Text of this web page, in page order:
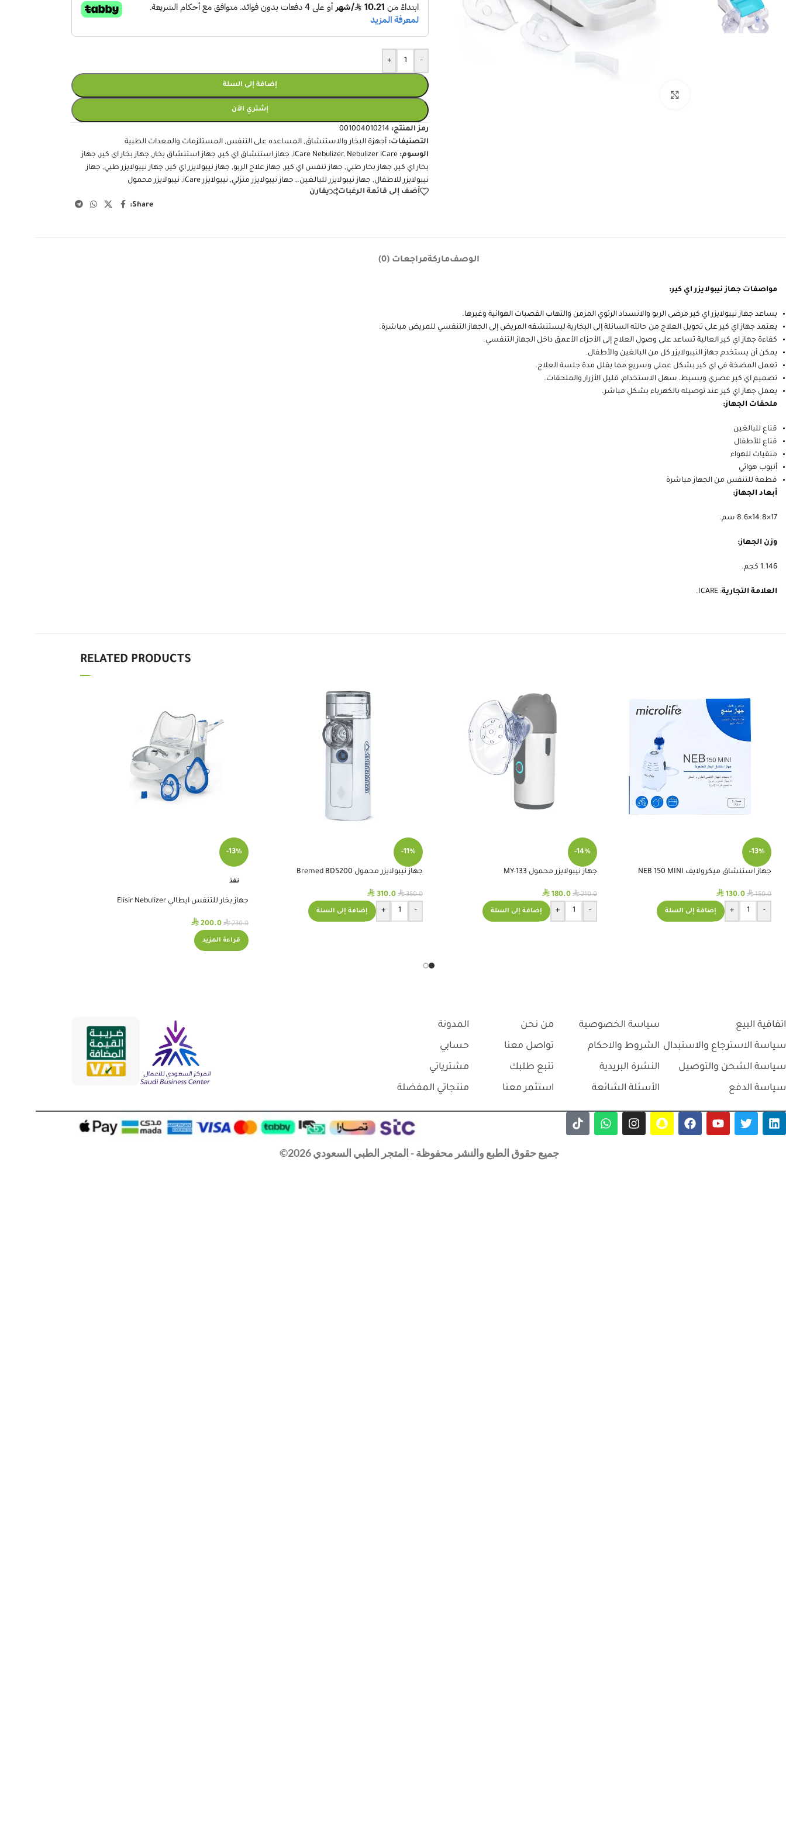
-
+
إضافة إلى السلة
إشتري الآن
رمز المنتج: 001004010214
التصنيفات: أجهزة البخار والاستنشاق, المساعده على التنفس, المستلزمات والمعدات الطبية
الوسوم:
iCare Nebulizer, Nebulizer iCare
, جهاز استنشاق اي كير, جهاز استنشاق بخار, جهاز بخار اى كير, جهاز
بخار اي كير, جهاز بخار طبي, جهاز تنفس اي كير, جهاز علاج الربو, جهاز نيبولايزر اي كير, جهاز نيبولايزر طبي, جهاز
نيبولايزر للاطفال, جهاز نيبولايزر للبالغين., جهاز نيبولايزر منزلي, نيبولايزر iCare , نيبولايزر محمول
أضف إلى قائمة الرغبات
يقارن
Share:
الوصفماركةمراجعات (0)
مواصفات جهاز نيبولايزر اي كير:
يساعد جهاز نيبولايزر اي كير مرضى الربو والانسداد الرئوي المزمن والتهاب القصبات الهوائية وغيرها.
يعتمد جهاز اي كير على تحويل العلاج من حالته السائلة إلى البخارية ليستنشقه المريض إلى الجهاز التنفسي للمريض مباشرة.
كفاءة جهاز اي كير العالية تساعد على وصول العلاج إلى الأجزاء الأعمق داخل الجهاز التنفسي.
يمكن أن يستخدم جهاز النيبولايزر كل من البالغين والأطفال.
تعمل المضخة في اي كير بشكل عملي وسريع مما يقلل مدة جلسة العلاج.
تصميم اي كير عصري وبسيط، سهل الاستخدام، قليل الأزرار والملحقات.
يعمل جهاز اي كير عند توصيله بالكهرباء بشكل مباشر.
ملحقات الجهاز:
قناع للبالغين
قناع للأطفال
منقيات للهواء
أنبوب هوائي
قطعة للتنفس من الجهاز مباشرة
أبعاد الجهاز:
17×14.8×8.6 سم.
وزن الجهاز:
1.146 كجم.
العلامة التجارية: ICARE.
RELATED PRODUCTS
-13%
جهاز استنشاق ميكرولايف NEB 150 MINI
⃁150.0
⃁ 130.0
-
+ إضافة إلى السلة
-14%
جهاز نيبولايزر محمول MY-133
⃁210.0
⃁ 180.0
-
+ إضافة إلى السلة
-11%
جهاز نيبولايزر محمول Bremed BD5200
⃁350.0
⃁ 310.0
-
+ إضافة إلى السلة
-13%
نفذ
جهاز بخار للتنفس ايطالي Elisir Nebulizer
⃁230.0
⃁ 200.0
قراءة المزيد
اتفاقية البيع
سياسة الاسترجاع والاستبدال
سياسة الشحن والتوصيل
سياسة الدفع
سياسة الخصوصية
الشروط والاحكام
النشرة البريدية
الأسئلة الشائعة
من نحن
تواصل معنا
تتبع طلبك
استثمر معنا
المدونة
حسابي
مشترياتي
منتجاتي المفضلة
جميع حقوق الطبع والنشر محفوظة - المتجر الطبي السعودي 2026©